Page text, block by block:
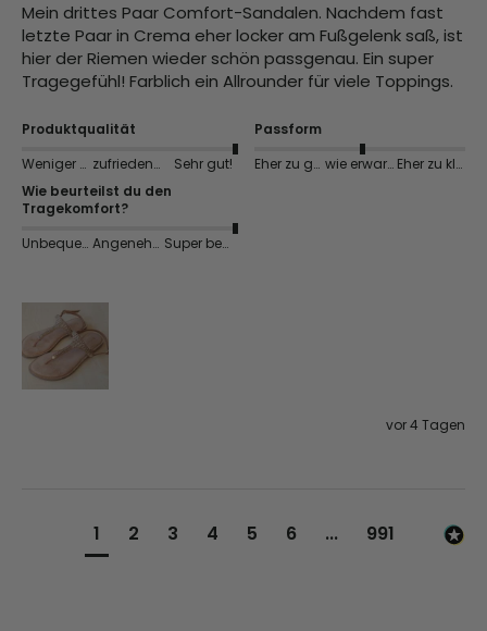
Mein drittes Paar Comfort-Sandalen. Nachdem fast
letzte Paar in Crema eher locker am Fußgelenk saß, ist
hier der Riemen wieder schön passgenau. Ein super
Tragegefühl! Farblich ein Allrounder für viele Toppings.
Produktqualität
Weniger gut
zufriedenstellend Sehr gut!
Passform
Eher zu groß
wie erwartet
Eher zu klein
Wie beurteilst du den
Tragekomfort?
Unbequem
Angenehm Super bequem
vor 4 Tagen
1 2 3 4 5 6 ... 991